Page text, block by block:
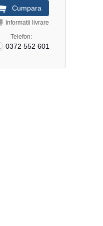
Informatii livrare
Telefon:
0372 552 601